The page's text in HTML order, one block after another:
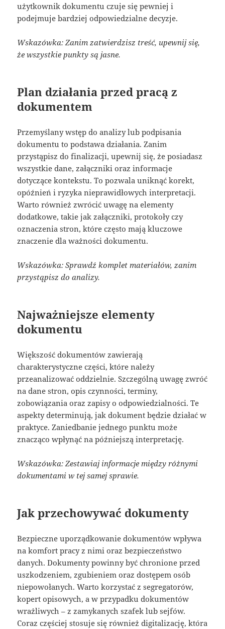
użytkownik dokumentu czuje się pewniej i
podejmuje bardziej odpowiedzialne decyzje.
Wskazówka: Zanim zatwierdzisz treść, upewnij się,
że wszystkie punkty są jasne.
Plan działania przed pracą z
dokumentem
Przemyślany wstęp do analizy lub podpisania
dokumentu to podstawa działania. Zanim
przystąpisz do finalizacji, upewnij się, że posiadasz
wszystkie dane, załączniki oraz informacje
dotyczące kontekstu. To pozwala uniknąć korekt,
opóźnień i ryzyka nieprawidłowych interpretacji.
Warto również zwrócić uwagę na elementy
dodatkowe, takie jak załączniki, protokoły czy
oznaczenia stron, które często mają kluczowe
znaczenie dla ważności dokumentu.
Wskazówka: Sprawdź komplet materiałów, zanim
przystąpisz do analizy.
Najważniejsze elementy
dokumentu
Większość dokumentów zawierają
charakterystyczne części, które należy
przeanalizować oddzielnie. Szczególną uwagę zwróć
na dane stron, opis czynności, terminy,
zobowiązania oraz zapisy o odpowiedzialności. Te
aspekty determinują, jak dokument będzie działać w
praktyce. Zaniedbanie jednego punktu może
znacząco wpłynąć na późniejszą interpretację.
Wskazówka: Zestawiaj informacje między różnymi
dokumentami w tej samej sprawie.
Jak przechowywać dokumenty
Bezpieczne uporządkowanie dokumentów wpływa
na komfort pracy z nimi oraz bezpieczeństwo
danych. Dokumenty powinny być chronione przed
uszkodzeniem, zgubieniem oraz dostępem osób
niepowołanych. Warto korzystać z segregatorów,
kopert opisowych, a w przypadku dokumentów
wrażliwych – z zamykanych szafek lub sejfów.
Coraz częściej stosuje się również digitalizację, która